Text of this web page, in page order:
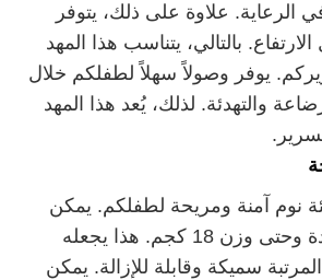
الرعاية. علاوة على ذلك، يتوفر
بالتالي، يتناسب هذا المهد
يوفر وصولاً سهلاً لطفلكم خلال
والتهدئة. لذلك، يُعد هذا المهد
نوم آمنة ومريحة لطفلكم. يمكن
استخدامه منذ الولادة وحتى وزن 18 كجم. هذا يجعله
سميكة وقابلة للإزالة. يمكن